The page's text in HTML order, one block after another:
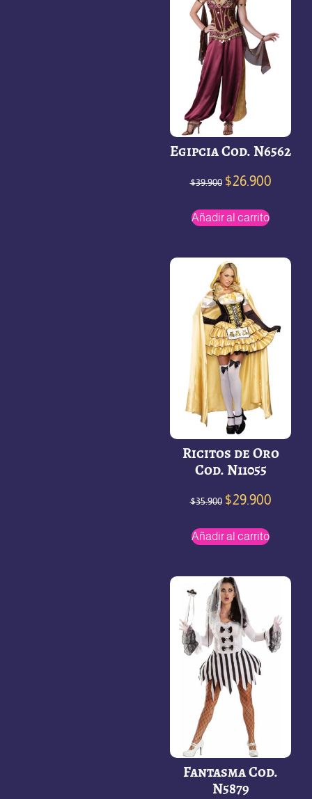
Egipcia Cod. N6562
$39.900 $26.900
Añadir al carrito
Ricitos de Oro
Cod. N11055
$35.900 $29.900
Añadir al carrito
Fantasma Cod.
N5879